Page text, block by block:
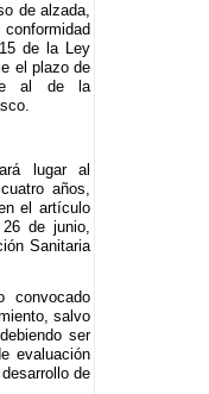
de alzada,
de la Ley
el plazo de
al de la
lugar al
años,
el artículo
de junio,
Sanitaria
convocado
salvo
ser
evaluación
de